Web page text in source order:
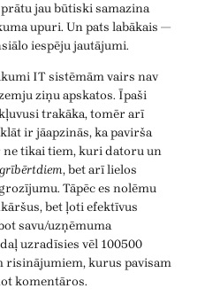
jau būtiski samazina
upuri. Un pats labākais —
iespēju jautājumi.
IT sistēmām vairs nav
ziņu apskatos. Īpaši
trakāka, tomēr arī
ir jāapzinās, ka pavirša
tikai tiem, kuri datoru un
, bet arī lielos
Tāpēc es nolēmu
bet ļoti efektīvus
savu/uzņēmuma
uzradīsies vēl 100500
risinājumiem, kurus pavisam
komentāros.